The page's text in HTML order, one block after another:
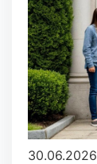
30.06.2026